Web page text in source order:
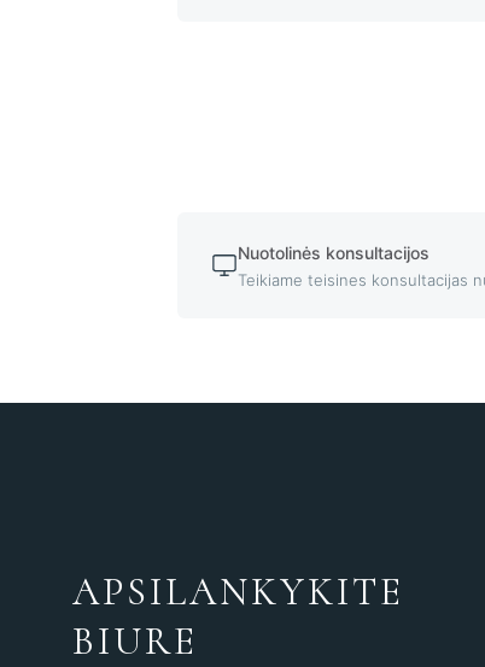
Nuotolinės konsultacijos
Teikiame teisines konsultacijas
APSILANKYKITE
BIURE